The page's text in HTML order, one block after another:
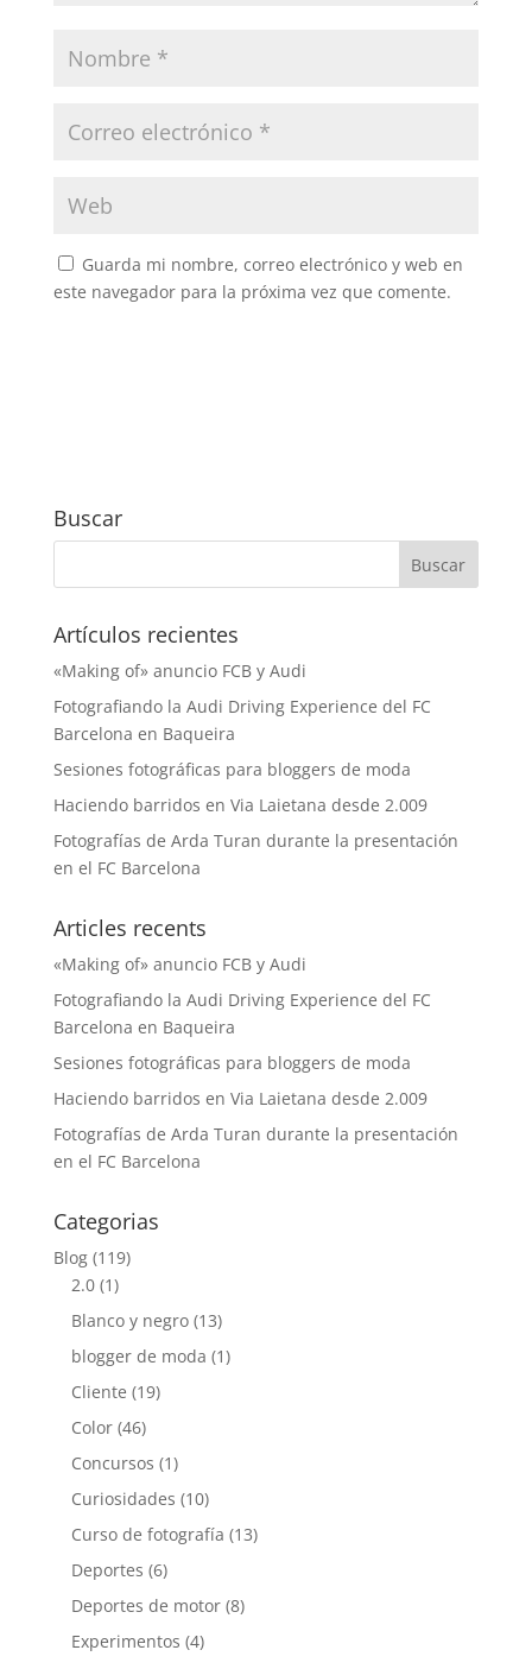
Guarda mi nombre, correo electrónico y web en
este navegador para la próxima vez que comente.
Buscar
Artículos recientes
«Making of» anuncio FCB y Audi
Fotografiando la Audi Driving Experience del FC
Barcelona en Baqueira
Sesiones fotográficas para bloggers de moda
Haciendo barridos en Via Laietana desde 2.009
Fotografías de Arda Turan durante la presentación
en el FC Barcelona
Articles recents
«Making of» anuncio FCB y Audi
Fotografiando la Audi Driving Experience del FC
Barcelona en Baqueira
Sesiones fotográficas para bloggers de moda
Haciendo barridos en Via Laietana desde 2.009
Fotografías de Arda Turan durante la presentación
en el FC Barcelona
Categorias
Blog(119)
2.0(1)
Blanco y negro(13)
blogger de moda (1)
Cliente (19)
Color(46)
Concursos (1)
Curiosidades (10)
Curso de fotografía (13)
Deportes (6)
Deportes de motor(8)
Experimentos (4)